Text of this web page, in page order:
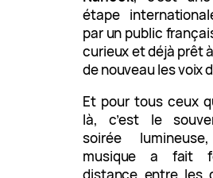
étape
par un public
curieux et déjà prêt
de nouveau les voix
Et pour tous ceux
là, c’est le
soirée
musique a fait